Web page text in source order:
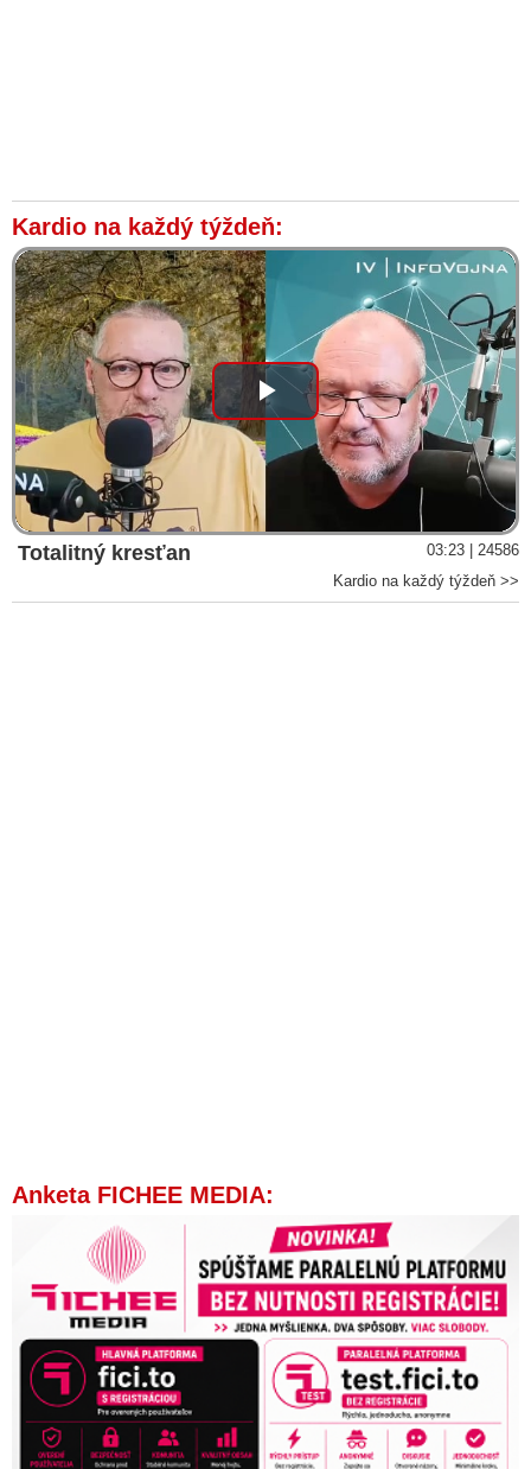
Kardio na každý týždeň:
Play
Video
Totalitný kresťan
03:23 | 24586
Kardio na každý týždeň >>
Anketa FICHEE MEDIA: